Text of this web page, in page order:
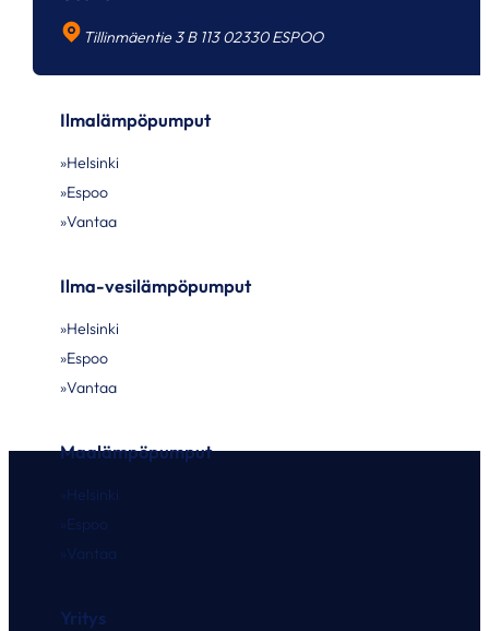
Tillinmäentie 3 B 113 02330 ESPOO
Ilmalämpöpumput
Helsinki
Espoo
Vantaa
Ilma-vesilämpöpumput
Helsinki
Espoo
Vantaa
Maalämpöpumput
Helsinki
Espoo
Vantaa
Yritys